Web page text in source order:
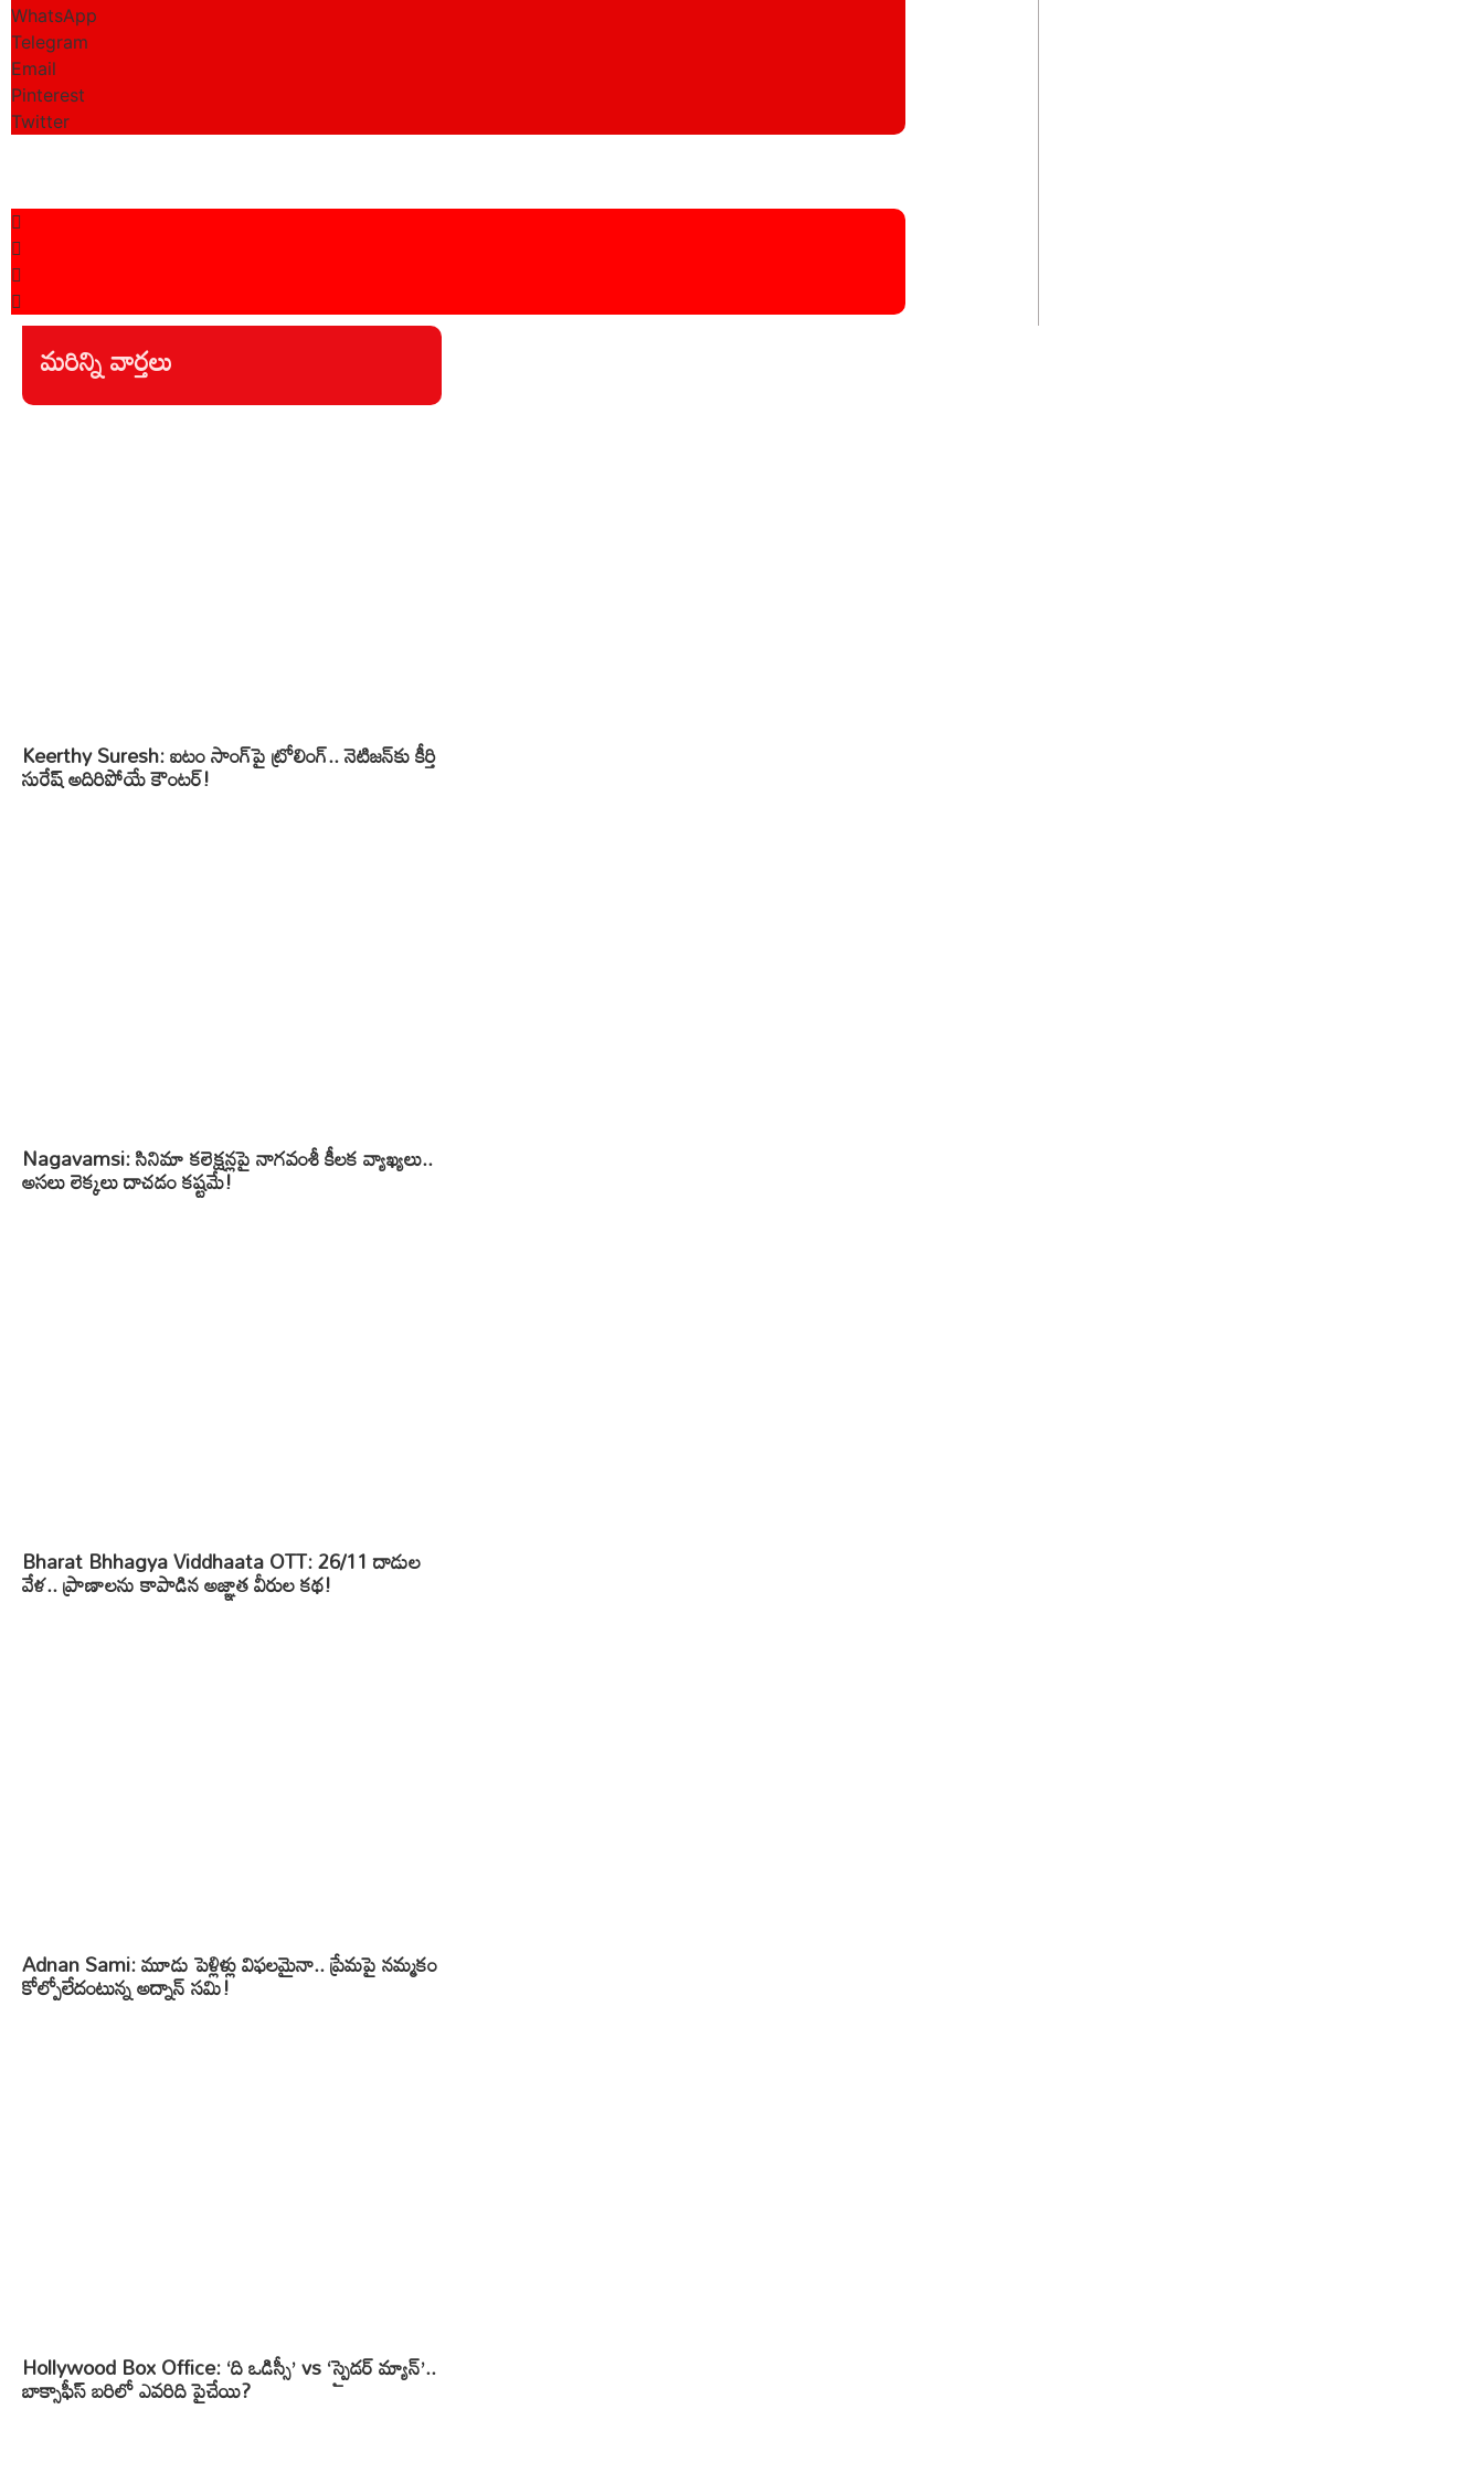
WhatsApp
Telegram
Email
Pinterest
Twitter
మరిన్ని వార్తలు
Keerthy Suresh: ఐటం సాంగ్‌పై ట్రోలింగ్.. నెటిజన్‌కు కీర్తి
సురేష్ అదిరిపోయే కౌంటర్!
Nagavamsi: సినిమా కలెక్షన్లపై నాగవంశీ కీలక వ్యాఖ్యలు..
అసలు లెక్కలు దాచడం కష్టమే!
Bharat Bhhagya Viddhaata OTT: 26/11 దాడుల
వేళ.. ప్రాణాలను కాపాడిన అజ్ఞాత వీరుల కథ!
Adnan Sami: మూడు పెళ్లిళ్లు విఫలమైనా.. ప్రేమపై నమ్మకం
కోల్పోలేదంటున్న అద్నాన్ సమి!
Hollywood Box Office: ‘ది ఒడిస్సీ’ vs ‘స్పైడర్ మ్యాన్’..
బాక్సాఫీస్ బరిలో ఎవరిది పైచేయి?